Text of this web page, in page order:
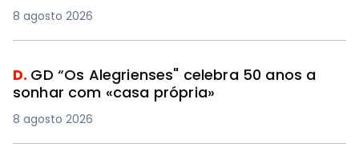
8 agosto 2026
D. GD “Os Alegrienses" celebra 50 anos a
sonhar com «casa própria»
8 agosto 2026